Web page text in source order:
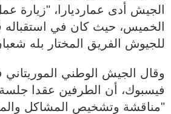
الجيش أدى عمارديارا، "زيارة
الخميس، حيث كان في استقباله
للجيوش الفريق المختار بله
وقال الجيش الوطني
فيسبوك، أن الطرفين عقدا
"مناقشة وتشخيص المشاكل